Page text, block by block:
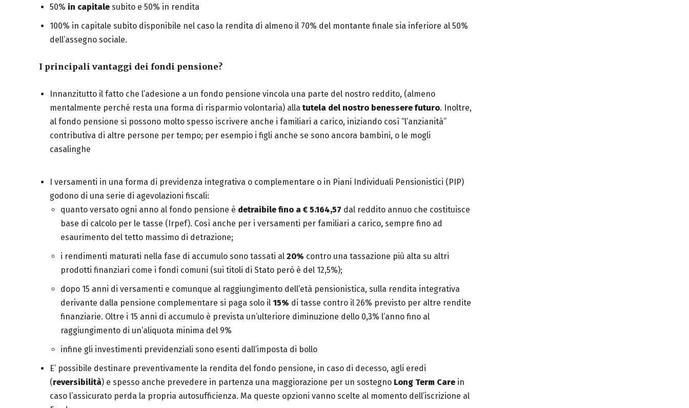
50% in capitale subito e 50% in rendita
100% in capitale subito disponibile nel caso la rendita di almeno il 70% del montante finale sia inferiore al 50%
dell’assegno sociale.
I principali vantaggi dei fondi pensione?
Innanzitutto il fatto che l’adesione a un fondo pensione vincola una parte del nostro reddito, (almeno
mentalmente perché resta una forma di risparmio volontaria) alla tutela del nostro benessere futuro. Inoltre,
al fondo pensione si possono molto spesso iscrivere anche i familiari a carico, iniziando così “l’anzianità”
contributiva di altre persone per tempo; per esempio i figli anche se sono ancora bambini, o le mogli
casalinghe
I versamenti in una forma di previdenza integrativa o complementare o in Piani Individuali Pensionistici (PIP)
godono di una serie di agevolazioni fiscali:
quanto versato ogni anno al fondo pensione è detraibile fino a € 5.164,57 dal reddito annuo che costituisce
base di calcolo per le tasse (Irpef). Così anche per i versamenti per familiari a carico, sempre fino ad
esaurimento del tetto massimo di detrazione;
i rendimenti maturati nella fase di accumulo sono tassati al 20% contro una tassazione più alta su altri
prodotti finanziari come i fondi comuni (sui titoli di Stato però è del 12,5%);
dopo 15 anni di versamenti e comunque al raggiungimento dell’età pensionistica, sulla rendita integrativa
derivante dalla pensione complementare si paga solo il 15% di tasse contro il 26% previsto per altre rendite
finanziarie. Oltre i 15 anni di accumulo è prevista un’ulteriore diminuzione dello 0,3% l’anno fino al
raggiungimento di un’aliquota minima del 9%
infine gli investimenti previdenziali sono esenti dall’imposta di bollo
E’ possibile destinare preventivamente la rendita del fondo pensione, in caso di decesso, agli eredi
(reversibilità) e spesso anche prevedere in partenza una maggiorazione per un sostegno Long Term Care in
caso l’assicurato perda la propria autosufficienza. Ma queste opzioni vanno scelte al momento dell’iscrizione al